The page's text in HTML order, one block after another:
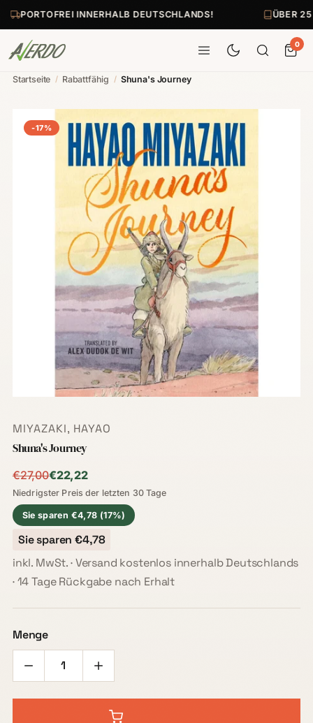
PORTOFREI INNERHALB DEUTSCHLANDS! ÜBER
0
Startseite / Rabattfähig / Shuna's Journey
-17%
MIYAZAKI, HAYAO
Shuna's Journey
€22,22
Niedrigster Preis der letzten 30 Tage:
€27,00
Niedrigster Preis der letzten 30 Tage
Sie sparen €4,78 (17%)
Sie sparen €4,78
inkl. MwSt. · Versand kostenlos innerhalb Deutschlands
· 14 Tage Rückgabe nach Erhalt
Menge